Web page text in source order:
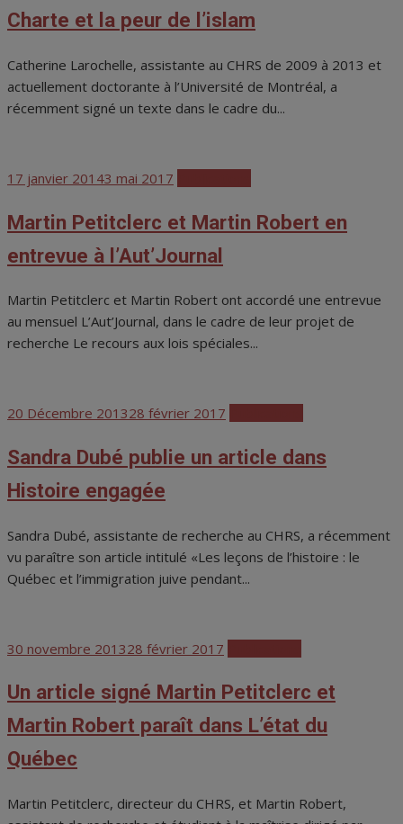
Charte et la peur de l’islam
Catherine Larochelle, assistante au CHRS de 2009 à 2013 et
actuellement doctorante à l’Université de Montréal, a
récemment signé un texte dans le cadre du...
Posted
17 janvier 20143 mai 2017
Martin Petitclerc et Martin Robert en
entrevue à l’Aut’Journal
Martin Petitclerc et Martin Robert ont accordé une entrevue
au mensuel L’Aut’Journal, dans le cadre de leur projet de
recherche Le recours aux lois spéciales...
Posted
20 Décembre 201328 février 2017
Sandra Dubé publie un article dans
Histoire engagée
Sandra Dubé, assistante de recherche au CHRS, a récemment
vu paraître son article intitulé «Les leçons de l’histoire : le
Québec et l’immigration juive pendant...
Posted
30 novembre 201328 février 2017
Un article signé Martin Petitclerc et
Martin Robert paraît dans L’état du
Québec
Martin Petitclerc, directeur du CHRS, et Martin Robert,